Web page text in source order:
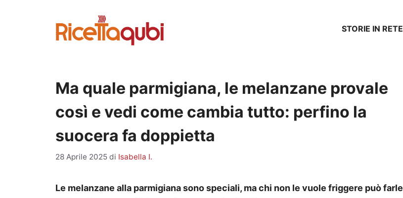
STORIE IN RETE
Ma quale parmigiana, le melanzane provale
così e vedi come cambia tutto: perfino la
suocera fa doppietta
28 Aprile 2025 di Isabella I.
Le melanzane alla parmigiana sono speciali, ma chi non le vuole friggere può farle